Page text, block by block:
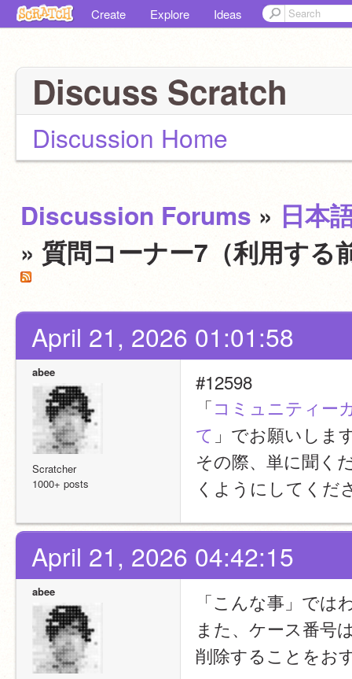
Create Explore Ideas
Discuss Scratch
Discussion Home
Discussion Forums » 日本
» 質問コーナー7（利用する
April 21, 2026 01:01:58
abee
Scratcher
1000+ posts
#12598
「コミュニティー
て 」でお願いしま
その際、単に聞く
くようにしてくだ
April 21, 2026 04:42:15
abee
「こんな事」で
また、ケース番号
削除することをお